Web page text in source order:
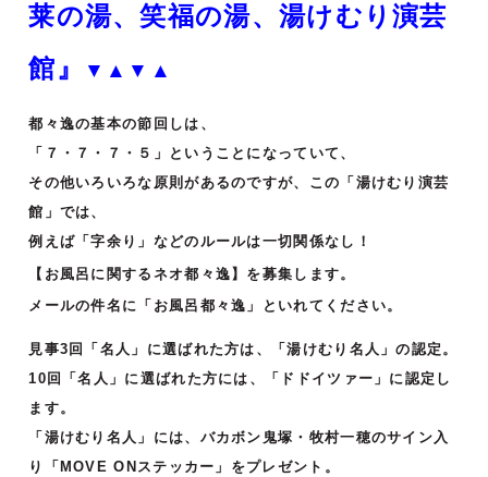
莱の湯、笑福の湯、湯けむり演芸
館』
▼▲▼▲
都々逸の基本の節回しは、
「７・７・７・５」ということになっていて、
その他いろいろな原則があるのですが、この「湯けむり演芸
館」では、
例えば「字余り」などのルールは一切関係なし！
【お風呂に関するネオ都々逸】を募集します。
メールの件名に「お風呂都々逸」といれてください。
見事3回「名人」に選ばれた方は、「湯けむり名人」の認定。
10回「名人」に選ばれた方には、「ドドイツァー」に認定し
ます。
「湯けむり名人」には、バカボン鬼塚・牧村一穂のサイン入
り「MOVE ONステッカー」をプレゼント。